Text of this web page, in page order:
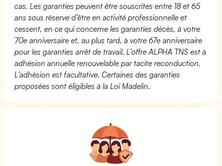
cas. Les garanties peuvent être souscrites entre 18 et 65
ans sous réserve d’être en activité professionnelle et
cessent, en ce qui concerne les garanties décès, à votre
70e anniversaire et, au plus tard, à votre 67e anniversaire
pour les garanties arrêt de travail. L’offre ALPHA TNS est à
adhésion annuelle renouvelable par tacite reconduction.
L’adhésion est facultative. Certaines des garanties
proposées sont éligibles à la Loi Madelin.